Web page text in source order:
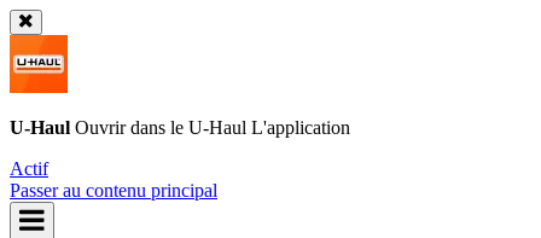
U-Haul Ouvrir dans le U-Haul L'application
Actif
Passer au contenu principal